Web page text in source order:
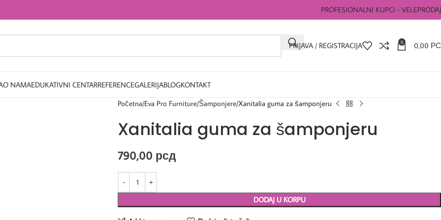
PROFESIONALNI KUPCI -
PRIJAVA / REGISTRACIJA 0 0,00
O NAMAEDUKATIVNI CENTARREFERENCEGALERIJABLOGKONTAKT
Početna Eva Pro Furniture Šamponjere Xanitalia guma za šamponjeru
Xanitalia guma za šamponjeru
790,00 рсд
DODAJ U KORPU